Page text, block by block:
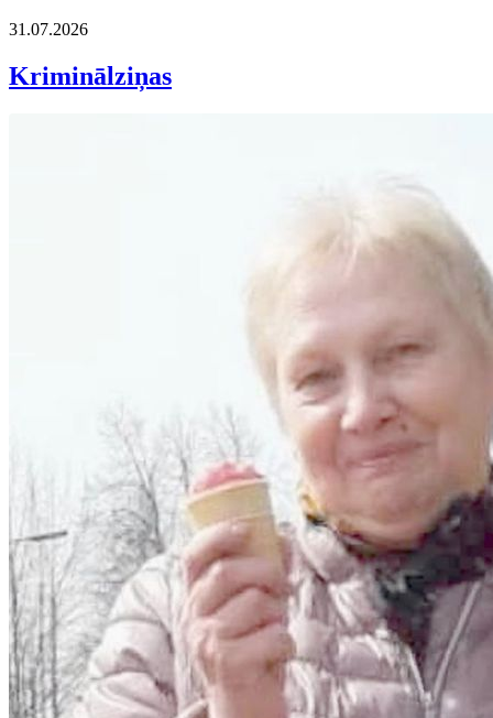
31.07.2026
Kriminālziņas